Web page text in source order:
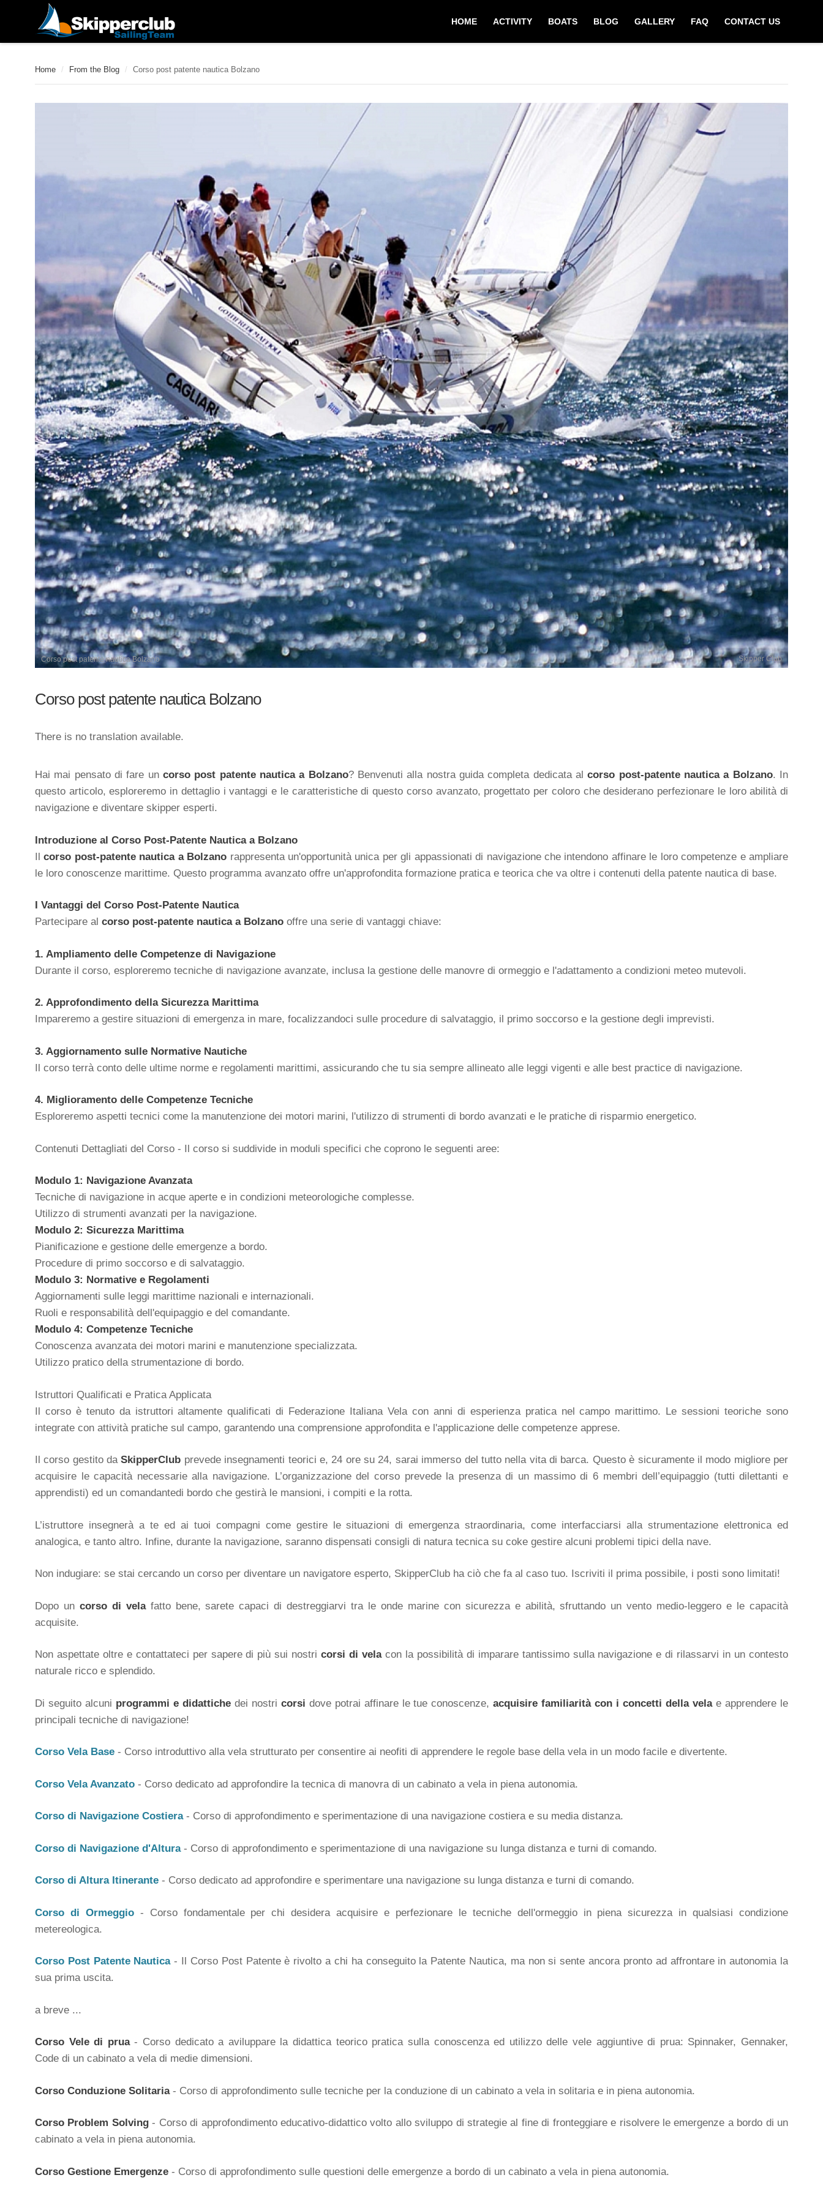
Home / From the Blog / Corso post patente nautica Bolzano
Corso post patente nautica Bolzano Skipper Club
Corso post patente nautica Bolzano
There is no translation available.
Hai mai pensato di fare un corso post patente nautica a Bolzano? Benvenuti alla nostra guida completa dedicata alcorso post-patente nautica a Bolzano. In
questo articolo, esploreremo in dettaglio i vantaggi e le caratteristiche di questo corso avanzato, progettato per coloro che desiderano perfezionare le loro abilità di
navigazione e diventare skipper esperti.
Introduzione al Corso Post-Patente Nautica a Bolzano
Ilcorso post-patente nautica a Bolzano rappresenta un'opportunità unica per gli appassionati di navigazione che intendono affinare le loro competenze e ampliare
le loro conoscenze marittime. Questo programma avanzato offre un'approfondita formazione pratica e teorica che va oltre i contenuti della patente nautica di base.
I Vantaggi del Corso Post-Patente Nautica
Partecipare al corso post-patente nautica a Bolzano offre una serie di vantaggi chiave:
1. Ampliamento delle Competenze di Navigazione
Durante il corso, esploreremo tecniche di navigazione avanzate, inclusa la gestione delle manovre di ormeggio e l'adattamento a condizioni meteo mutevoli.
2. Approfondimento della Sicurezza Marittima
Impareremo a gestire situazioni di emergenza in mare, focalizzandoci sulle procedure di salvataggio, il primo soccorso e la gestione degli imprevisti.
3. Aggiornamento sulle Normative Nautiche
Il corso terrà conto delle ultime norme e regolamenti marittimi, assicurando che tu sia sempre allineato alle leggi vigenti e alle best practice di navigazione.
4. Miglioramento delle Competenze Tecniche
Esploreremo aspetti tecnici come la manutenzione dei motori marini, l'utilizzo di strumenti di bordo avanzati e le pratiche di risparmio energetico.
Contenuti Dettagliati del Corso - Il corso si suddivide in moduli specifici che coprono le seguenti aree:
Modulo 1: Navigazione Avanzata
Tecniche di navigazione in acque aperte e in condizioni meteorologiche complesse.
Utilizzo di strumenti avanzati per la navigazione.
Modulo 2: Sicurezza Marittima
Pianificazione e gestione delle emergenze a bordo.
Procedure di primo soccorso e di salvataggio.
Modulo 3: Normative e Regolamenti
Aggiornamenti sulle leggi marittime nazionali e internazionali.
Ruoli e responsabilità dell'equipaggio e del comandante.
Modulo 4: Competenze Tecniche
Conoscenza avanzata dei motori marini e manutenzione specializzata.
Utilizzo pratico della strumentazione di bordo.
Istruttori Qualificati e Pratica Applicata
Il corso è tenuto da istruttori altamente qualificati di Federazione Italiana Vela con anni di esperienza pratica nel campo marittimo. Le sessioni teoriche sono
integrate con attività pratiche sul campo, garantendo una comprensione approfondita e l'applicazione delle competenze apprese.
Il corso gestito daSkipperClub prevede insegnamenti teorici e, 24 ore su 24, sarai immerso del tutto nella vita di barca. Questo è sicuramente il modo migliore per
acquisire le capacità necessarie alla navigazione. L’organizzazione del corso prevede la presenza di un massimo di 6 membri dell’equipaggio (tutti dilettanti e
apprendisti) ed un comandantedi bordo che gestirà le mansioni, i compiti e la rotta.
L’istruttore insegnerà a te ed ai tuoi compagni come gestire le situazioni di emergenza straordinaria, come interfacciarsi alla strumentazione elettronica ed
analogica, e tanto altro. Infine, durante la navigazione, saranno dispensati consigli di natura tecnica su coke gestire alcuni problemi tipici della nave.
Non indugiare: se stai cercando un corso per diventare un navigatore esperto, SkipperClub ha ciò che fa al caso tuo. Iscriviti il prima possibile, i posti sono limitati!
Dopo un corso di velafatto bene, sarete capaci di destreggiarvi tra le onde marine con sicurezza e abilità, sfruttando un vento medio-leggero e le capacità
acquisite.
Non aspettate oltre e contattateci per sapere di più sui nostricorsi di velacon la possibilità di imparare tantissimo sulla navigazione e di rilassarvi in un contesto
naturale ricco e splendido.
Di seguito alcuni programmi e didattichedei nostri corsi dove potrai affinare le tue conoscenze,acquisire familiarità con i concetti della velae apprendere le
principali tecniche di navigazione!
Corso Vela Base - Corso introduttivo alla vela strutturato per consentire ai neofiti di apprendere le regole base della vela in un modo facile e divertente.
Corso Vela Avanzato - Corso dedicato ad approfondire la tecnica di manovra di un cabinato a vela in piena autonomia.
Corso di Navigazione Costiera- Corso di approfondimento e sperimentazione di una navigazione costiera e su media distanza.
Corso di Navigazione d'Altura- Corso di approfondimento e sperimentazione di una navigazione su lunga distanza e turni di comando.
Corso di Altura Itinerante - Corso dedicato ad approfondire e sperimentare una navigazione su lunga distanza e turni di comando.
Corso di Ormeggio- Corso fondamentale per chi desidera acquisire e perfezionare le tecniche dell'ormeggio in piena sicurezza in qualsiasi condizione
metereologica.
Corso Post Patente Nautica- Il Corso Post Patente è rivolto a chi ha conseguito la Patente Nautica, ma non si sente ancora pronto ad affrontare in autonomia la
sua prima uscita.
a breve ...
Corso Vele di prua- Corso dedicato a aviluppare la didattica teorico pratica sulla conoscenza ed utilizzo delle vele aggiuntive di prua: Spinnaker, Gennaker,
Code di un cabinato a vela di medie dimensioni.
Corso Conduzione Solitaria- Corso di approfondimento sulle tecniche per la conduzione di un cabinato a vela in solitaria e in piena autonomia.
Corso Problem Solving- Corso di approfondimento educativo-didattico volto allo sviluppo di strategie al fine di fronteggiare e risolvere le emergenze a bordo di un
cabinato a vela in piena autonomia.
Corso Gestione Emergenze - Corso di approfondimento sulle questioni delle emergenze a bordo di un cabinato a vela in piena autonomia.
HOME ACTIVITY BOATS BLOG GALLERY FAQ CONTACT US